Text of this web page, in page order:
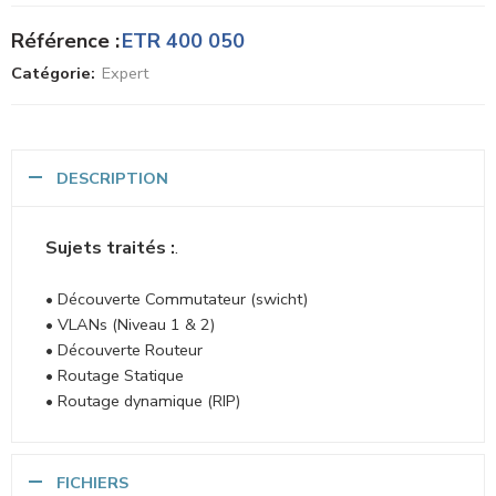
Référence :ETR 400 050
Catégorie: Expert
DESCRIPTION
Sujets traités :.
• Découverte Commutateur (swicht)
• VLANs (Niveau 1 & 2)
• Découverte Routeur
• Routage Statique
• Routage dynamique (RIP)
FICHIERS